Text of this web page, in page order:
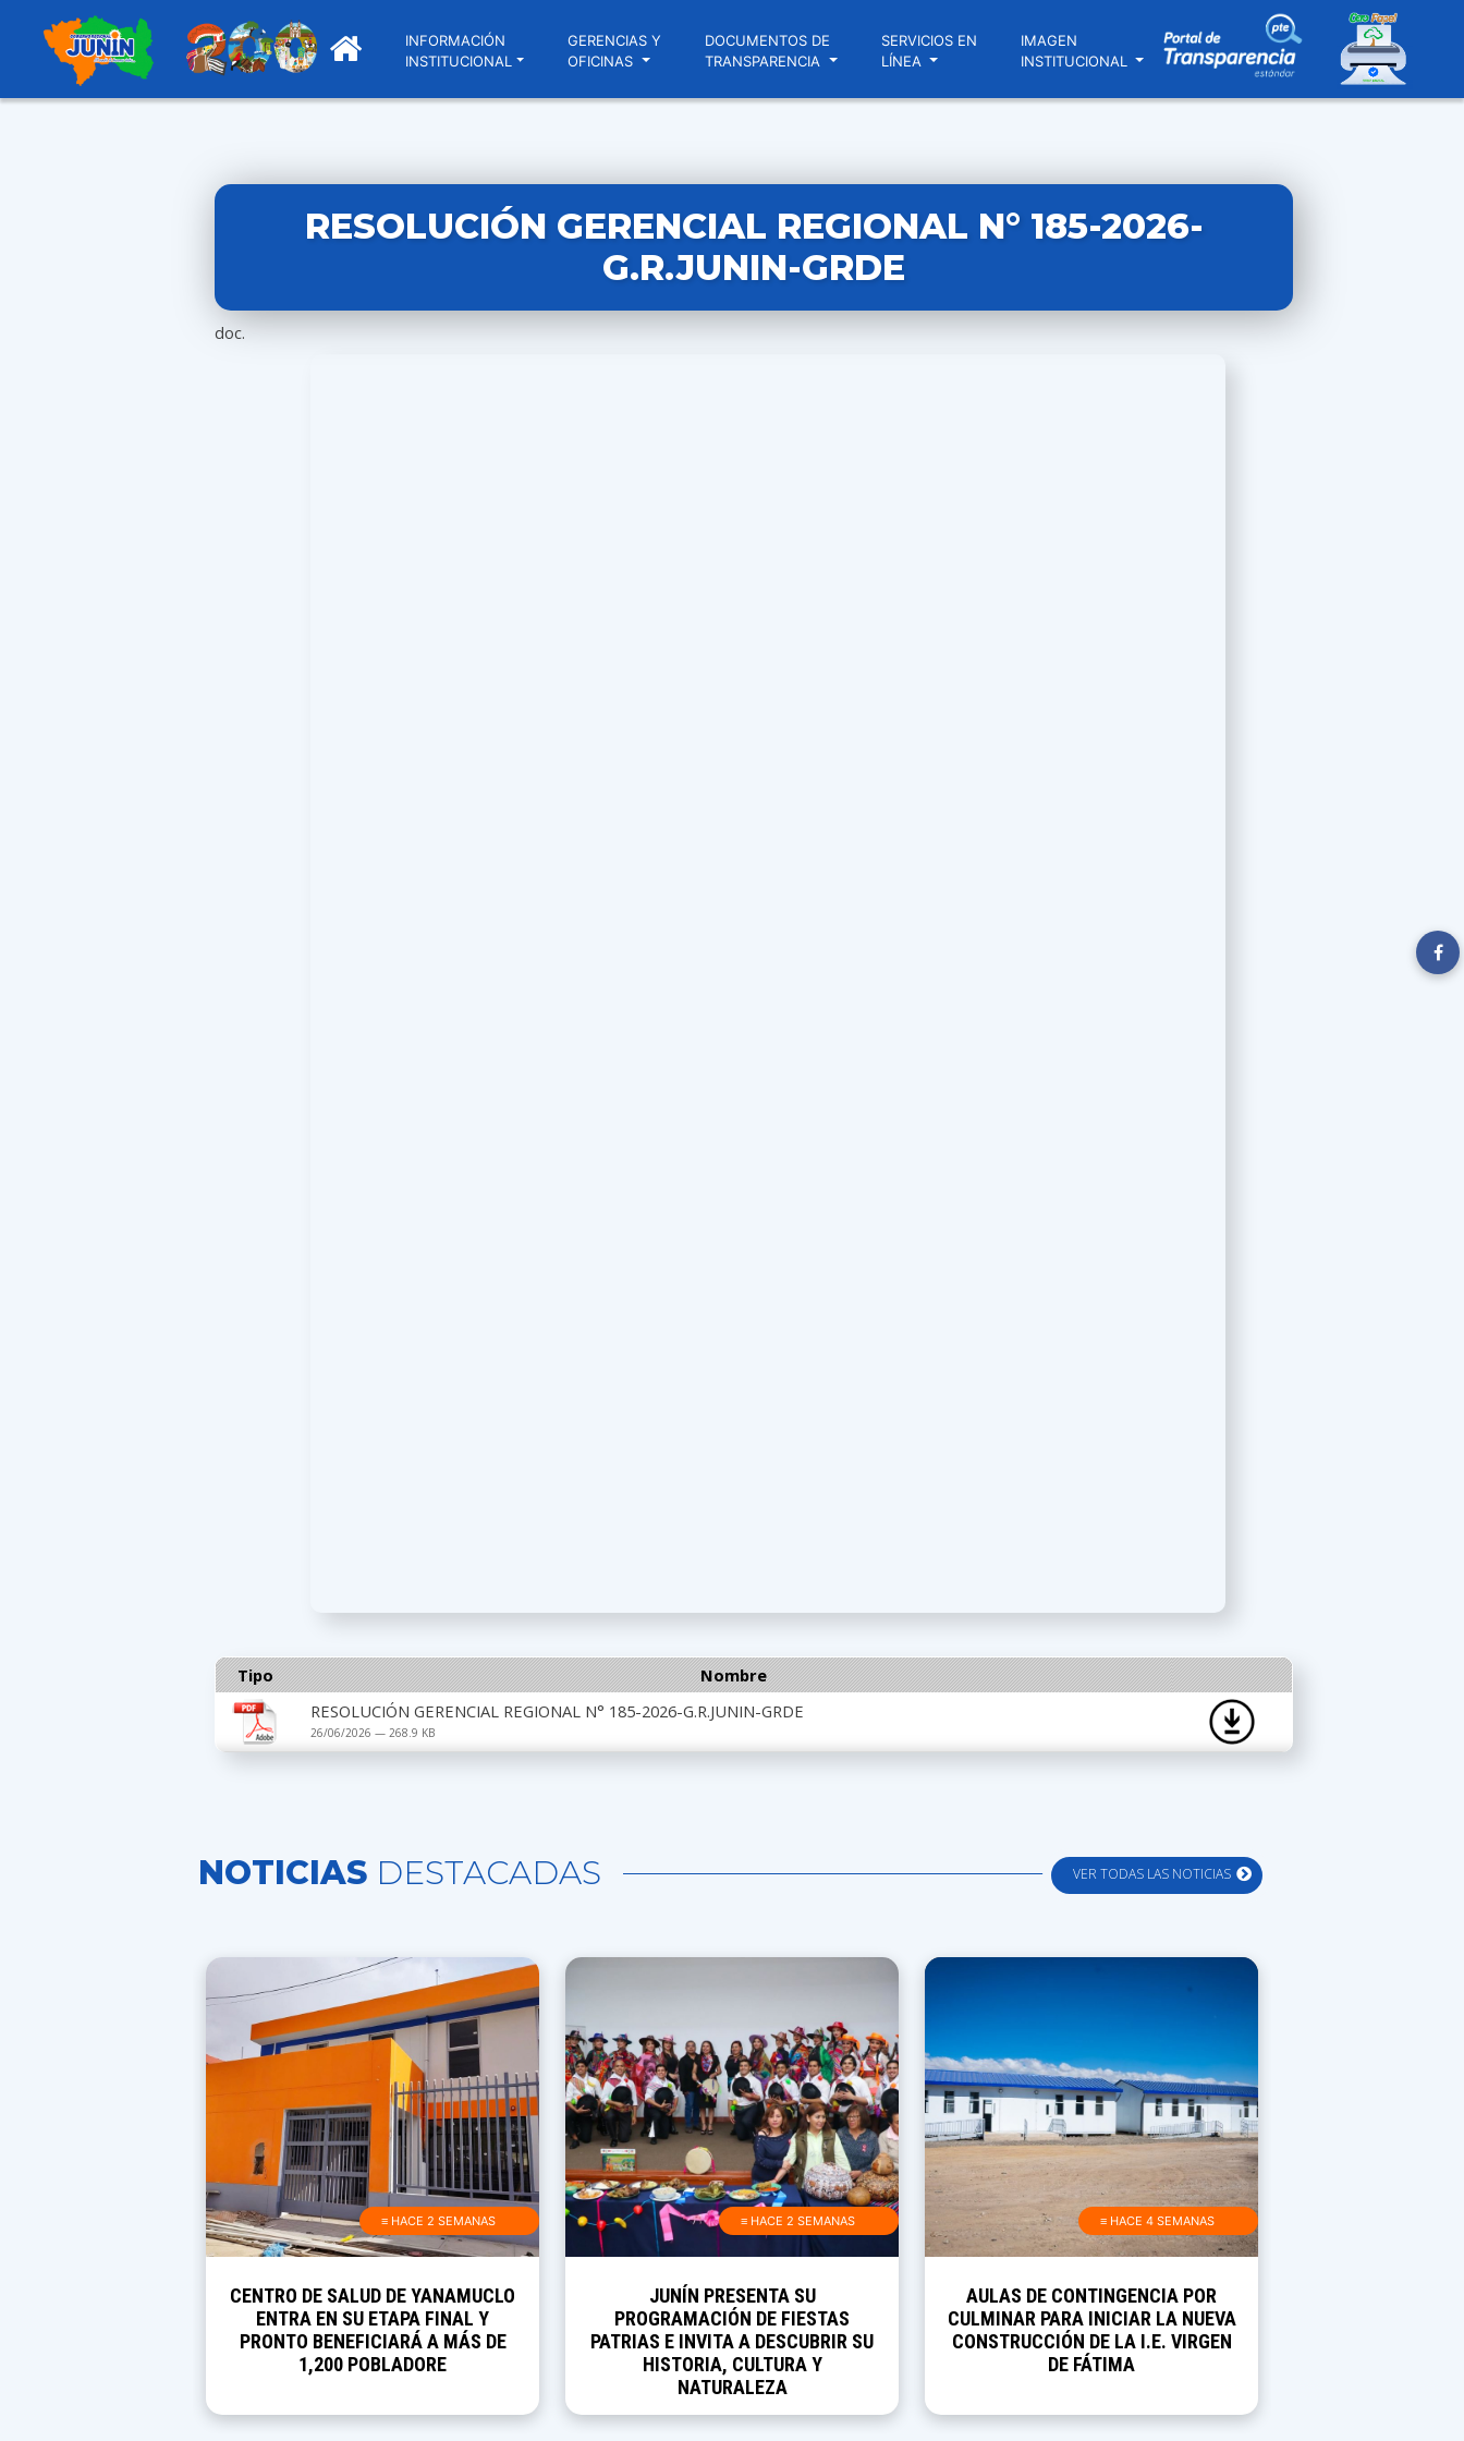
INFORMACIÓN
INSTITUCIONAL
GERENCIAS Y
OFICINAS
DOCUMENTOS DE
TRANSPARENCIA
SERVICIOS EN
LÍNEA
IMAGEN
INSTITUCIONAL
RESOLUCIÓN GERENCIAL REGIONAL N° 185-2026-
G.R.JUNIN-GRDE
doc.
Tipo
Nombre
RESOLUCIÓN GERENCIAL REGIONAL N° 185-2026-G.R.JUNIN-GRDE
26/06/2026 — 268.9 KB
VER TODAS LAS NOTICIAS
NOTICIAS DESTACADAS
≡ HACE 2 SEMANAS
CENTRO DE SALUD DE YANAMUCLO
ENTRA EN SU ETAPA FINAL Y
PRONTO BENEFICIARÁ A MÁS DE
1,200 POBLADORE
≡ HACE 2 SEMANAS
JUNÍN PRESENTA SU
PROGRAMACIÓN DE FIESTAS
PATRIAS E INVITA A DESCUBRIR SU
HISTORIA, CULTURA Y
NATURALEZA
≡ HACE 4 SEMANAS
AULAS DE CONTINGENCIA POR
CULMINAR PARA INICIAR LA NUEVA
CONSTRUCCIÓN DE LA I.E. VIRGEN
DE FÁTIMA